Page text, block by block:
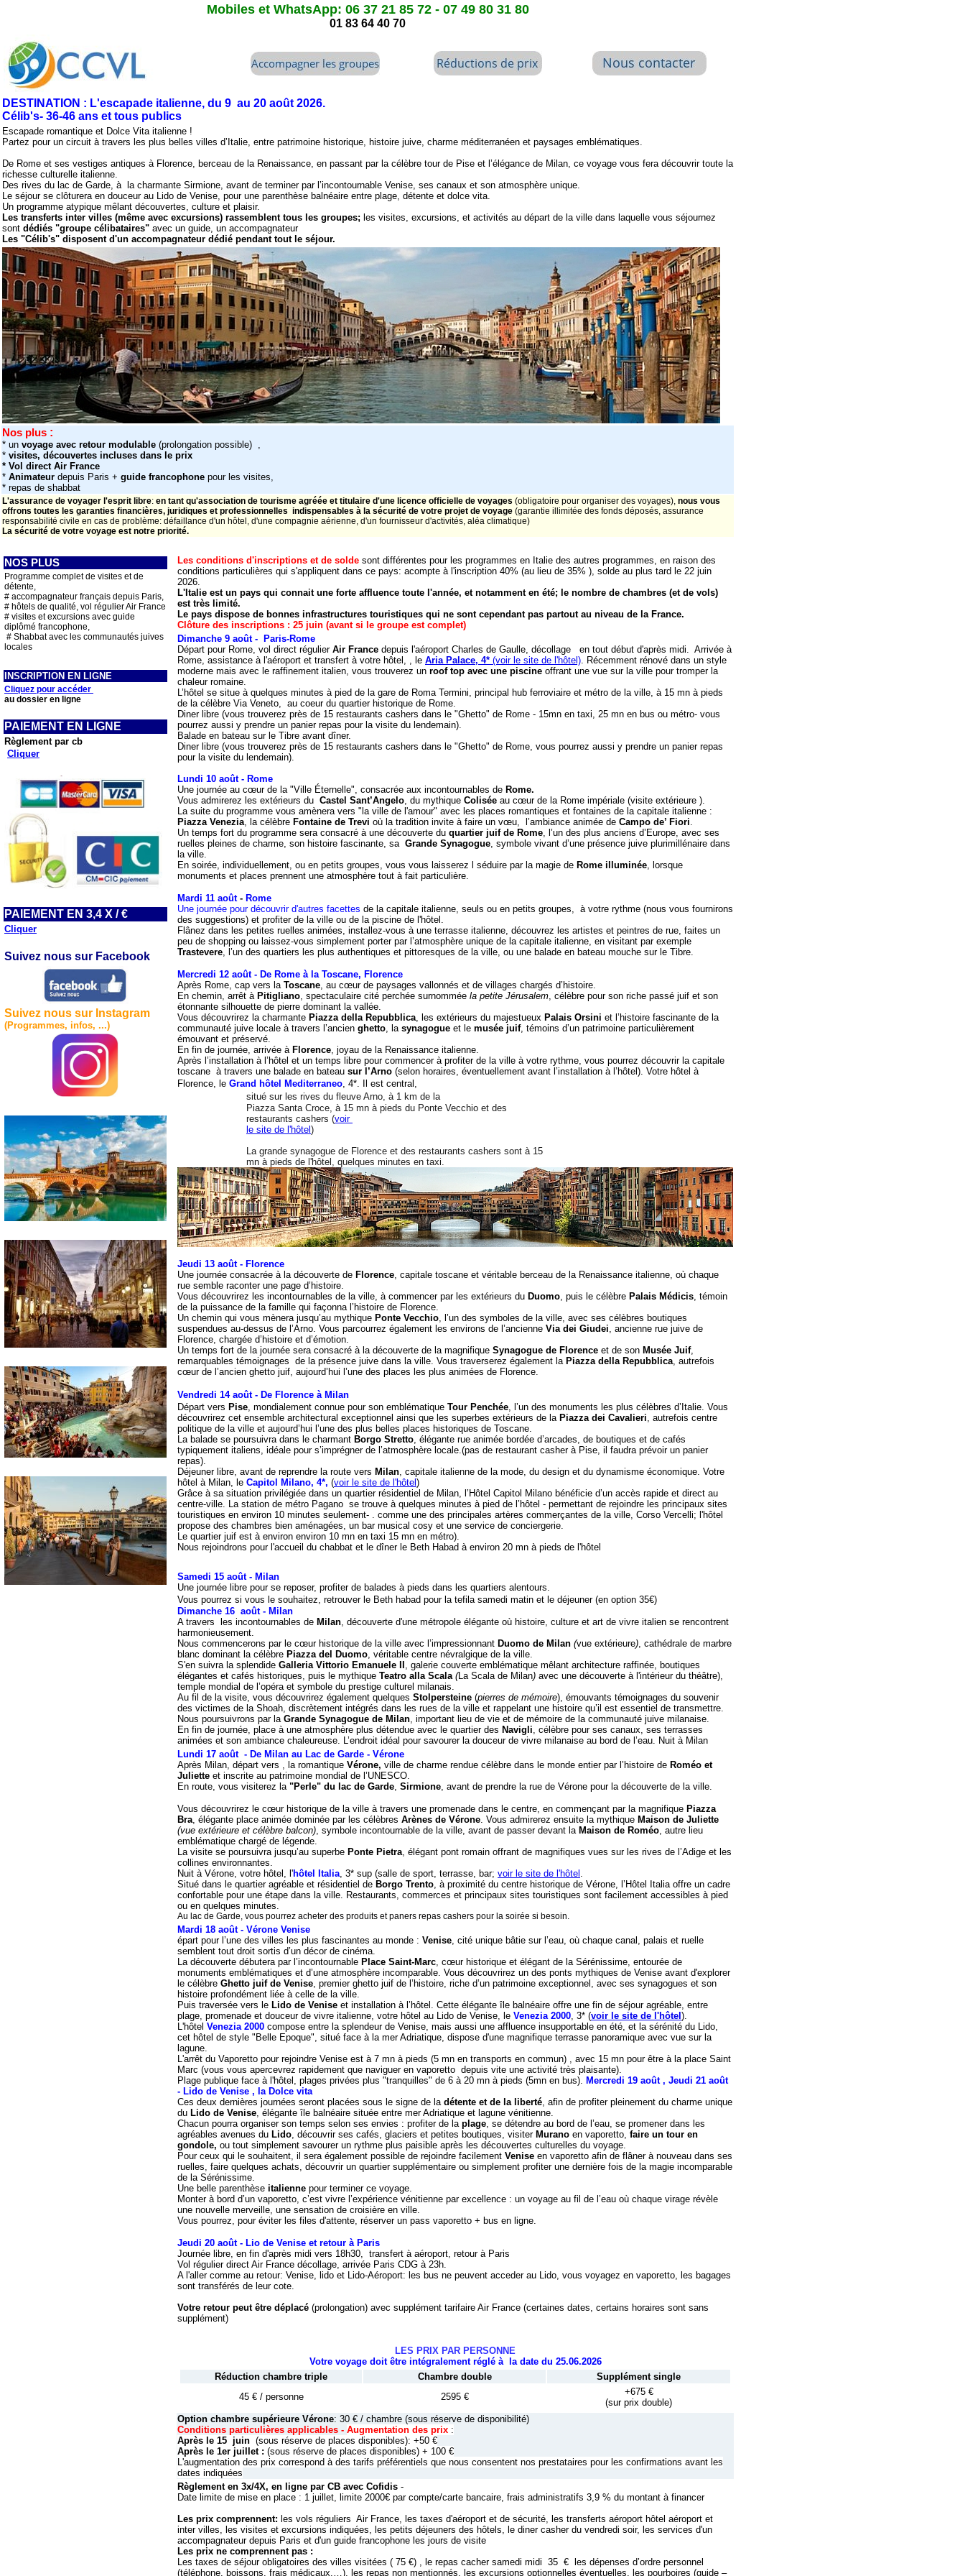
Mobiles et WhatsApp: 06 37 21 85 72 - 07 49 80 31 80
01 83 64 40 70
DESTINATION : L'escapade italienne, du 9 au 20 août 2026.
Célib's- 36-46 ans et tous publics
Escapade romantique et Dolce Vita italienne !
Partez pour un circuit à travers les plus belles villes d’Italie, entre patrimoine historique, histoire juive, charme méditerranéen et paysages emblématiques.
De Rome et ses vestiges antiques à Florence, berceau de la Renaissance, en passant par la célèbre tour de Pise et l’élégance de Milan, ce voyage vous fera découvrir toute la
richesse culturelle italienne.
Des rives du lac de Garde, à la charmante Sirmione, avant de terminer par l’incontournable Venise, ses canaux et son atmosphère unique.
Le séjour se clôturera en douceur au Lido de Venise, pour une parenthèse balnéaire entre plage, détente et dolce vita.
Un programme atypique mêlant découvertes, culture et plaisir.
Les transferts inter villes (même avec excursions) rassemblent tous les groupes; les visites, excursions, et activités au départ de la ville dans laquelle vous séjournez
sont dédiés "groupe célibataires" avec un guide, un accompagnateur
Les "Célib's" disposent d'un accompagnateur dédié pendant tout le séjour.
Nos plus :
* un voyage avec retour modulable (prolongation possible) ,
* visites, découvertes incluses dans le prix
* Vol direct Air France
* Animateur depuis Paris + guide francophone pour les visites,
* repas de shabbat
L'assurance de voyager l'esprit libre: en tant qu'association de tourisme agréée et titulaire d'une licence officielle de voyages (obligatoire pour organiser des voyages), nous vous
offrons toutes les garanties financières, juridiques et professionnelles indispensables à la sécurité de votre projet de voyage (garantie illimitée des fonds déposés, assurance
responsabilité civile en cas de problème: défaillance d'un hôtel, d'une compagnie aérienne, d'un fournisseur d'activités, aléa climatique)
La sécurité de votre voyage est notre priorité.
NOS PLUS
Programme complet de visites et de
détente,
# accompagnateur français depuis Paris,
# hôtels de qualité, vol régulierAir France
# visites et excursions avec guide
diplômé francophone,
# Shabbat avec les communautés juives
locales
INSCRIPTION EN LIGNE
Cliquez pour accéder
au dossier en ligne
PAIEMENT EN LIGNE
Règlement par cb
Cliquer
PAIEMENT EN 3,4 X / €
Cliquer
Suivez nous sur Facebook
Suivez nous sur Instagram
(Programmes, infos, ...)
Les conditions d'inscriptions et de solde sont différentes pour les programmes en Italie des autres programmes, en raison des
conditions particulières qui s'appliquent dans ce pays: acompte à l'inscription 40% (au lieu de 35% ), solde au plus tard le 22 juin
2026.
L'Italie est un pays qui connait une forte affluence toute l'année, et notamment en été; le nombre de chambres (et de vols)
est très limité.
Le pays dispose de bonnes infrastructures touristiques qui ne sont cependant pas partout au niveau de la France.
Clôture des inscriptions : 25 juin (avant si le groupe est complet)
Dimanche 9 août - Paris-Rome
Départ pour Rome, vol direct régulier Air France depuis l'aéroport Charles de Gaulle, décollage en tout début d'après midi. Arrivée à
Rome, assistance à l'aéroport et transfert à votre hôtel, , le Aria Palace, 4* (voir le site de l'hôtel). Récemment rénové dans un style
moderne mais avec le raffinement italien, vous trouverez un roof top avec une piscine offrant une vue sur la ville pour tromper la
chaleur romaine.
L’hôtel se situe à quelques minutes à pied de la gare de Roma Termini, principal hub ferroviaire et métro de la ville, à 15 mn à pieds
de la célèbre Via Veneto, au coeur du quartier historique de Rome.
Diner libre (vous trouverez près de 15 restaurants cashers dans le "Ghetto" de Rome - 15mn en taxi, 25 mn en bus ou métro- vous
pourrez aussi y prendre un panier repas pour la visite du lendemain).
Balade en bateau sur le Tibre avant dîner.
Diner libre (vous trouverez près de 15 restaurants cashers dans le "Ghetto" de Rome, vous pourrez aussi y prendre un panier repas
pour la visite du lendemain).
Lundi 10 août - Rome
Une journée au cœur de la "Ville Éternelle", consacrée aux incontournables de Rome.
Vous admirerez les extérieurs du Castel Sant’Angelo, du mythique Colisée au cœur de la Rome impériale (visite extérieure ).
La suite du programme vous amènera vers "la ville de l'amour" avec les places romantiques et fontaines de la capitale italienne :
Piazza Venezia, la célèbre Fontaine de Trevi où la tradition invite à faire un vœu, l’ambiance animée de Campo de’ Fiori.
Un temps fort du programme sera consacré à une découverte du quartier juif de Rome, l’un des plus anciens d’Europe, avec ses
ruelles pleines de charme, son histoire fascinante, sa Grande Synagogue, symbole vivant d’une présence juive plurimillénaire dans
la ville.
En soirée, individuellement, ou en petits groupes, vous vous laisserez l séduire par la magie de Rome illuminée, lorsque
monuments et places prennent une atmosphère tout à fait particulière.
Mardi 11 août- Rome
Une journée pour découvrir d'autres facettes de la capitale italienne, seuls ou en petits groupes, à votre rythme (nous vous fournirons
des suggestions) et profiter de la ville ou de la piscine de l'hôtel.
Flânez dans les petites ruelles animées, installez-vous à une terrasse italienne, découvrez les artistes et peintres de rue, faites un
peu de shopping ou laissez-vous simplement porter par l’atmosphère unique de la capitale italienne, en visitant par exemple
Trastevere, l’un des quartiers les plus authentiques et pittoresques de la ville, ou une balade en bateau mouche sur le Tibre.
Mercredi 12 août - De Rome à la Toscane, Florence
Après Rome, cap vers la Toscane, au cœur de paysages vallonnés et de villages chargés d’histoire.
En chemin, arrêt à Pitigliano, spectaculaire cité perchée surnommée la petite Jérusalem, célèbre pour son riche passé juif et son
étonnante silhouette de pierre dominant la vallée.
Vous découvrirez la charmante Piazza della Repubblica, les extérieurs du majestueux Palais Orsini et l’histoire fascinante de la
communauté juive locale à travers l’ancien ghetto, la synagogue et le musée juif, témoins d’un patrimoine particulièrement
émouvant et préservé.
En fin de journée, arrivée à Florence, joyau de la Renaissance italienne.
Après l’installation à l’hôtel et un temps libre pour commencer à profiter de la ville à votre rythme, vous pourrez découvrir la capitale
toscane à travers une balade en bateau sur l’Arno (selon horaires, éventuellement avant l’installation à l’hôtel). Votre hôtel à
Florence, le Grand hôtel Mediterraneo, 4*. Il est central,
situé sur les rives du fleuve Arno, à 1 km de la
			restaurants cashers (
voir
			le site de l'hôtel
)
			mn à pieds de l'hôtel, quelques minutes en taxi.
Jeudi 13 août - Florence
Une journée consacrée à la découverte de Florence, capitale toscane et véritable berceau de la Renaissance italienne, où chaque
rue semble raconter une page d’histoire.
Vous découvrirez les incontournables de la ville, à commencer par les extérieurs du Duomo, puis le célèbre Palais Médicis, témoin
de la puissance de la famille qui façonna l’histoire de Florence.
Un chemin qui vous mènera jusqu’au mythique Ponte Vecchio, l’un des symboles de la ville, avec ses célèbres boutiques
suspendues au-dessus de l’Arno. Vous parcourrez également les environs de l’ancienne Via dei Giudei, ancienne rue juive de
Florence, chargée d’histoire et d’émotion.
Un temps fort de la journée sera consacré à la découverte de la magnifique Synagogue de Florence et de son Musée Juif,
remarquables témoignages de la présence juive dans la ville. Vous traverserez également la Piazza della Repubblica, autrefois
cœur de l’ancien ghetto juif, aujourd’hui l’une des places les plus animées de Florence.
Vendredi 14 août - De Florence à Milan
Départ vers Pise, mondialement connue pour son emblématique Tour Penchée, l’un des monuments les plus célèbres d’Italie. Vous
découvrirez cet ensemble architectural exceptionnel ainsi que les superbes extérieurs de la Piazza dei Cavalieri, autrefois centre
politique de la ville et aujourd’hui l’une des plus belles places historiques de Toscane.
La balade se poursuivra dans le charmant Borgo Stretto, élégante rue animée bordée d’arcades, de boutiques et de cafés
typiquement italiens, idéale pour s’imprégner de l’atmosphère locale.(pas de restaurant casher à Pise, il faudra prévoir un panier
repas).
Déjeuner libre, avant de reprendre la route vers Milan, capitale italienne de la mode, du design et du dynamisme économique. Votre
hôtel à Milan, le Capitol Milano, 4*, (voir le site de l'hôtel )
Grâce à sa situation privilégiée dans un quartier résidentiel de Milan, l’Hôtel Capitol Milano bénéficie d’un accès rapide et direct au
centre-ville. La station de métro Pagano se trouve à quelques minutes à pied de l’hôtel - permettant de rejoindre les principaux sites
touristiques en environ 10 minutes seulement- . comme une des principales artères commerçantes de la ville, Corso Vercelli; l'hôtel
propose des chambres bien aménagées, un bar musical cosy et une service de conciergerie.
Le quartier juif est à environ environ 10 mn en taxi 15 mn en métro).
Nous rejoindrons pour l'accueil du chabbat et le dîner le Beth Habad à environ 20 mn à pieds de l'hôtel
Samedi 15 août - Milan
Une journée libre pour se reposer, profiter de balades à pieds dans les quartiers alentours.
Vous pourrez si vous le souhaitez, retrouver le Beth habad pour la tefila samedi matin et le déjeuner (en option 35€)
Dimanche 16 août - Milan
A travers les incontournables de Milan, découverte d'une métropole élégante où histoire, culture et art de vivre italien se rencontrent
harmonieusement.
Nous commencerons par le cœur historique de la ville avec l’impressionnant Duomo de Milan (vue extérieure), cathédrale de marbre
blanc dominant la célèbre Piazza del Duomo, véritable centre névralgique de la ville.
S'en suivra la splendide Galleria Vittorio Emanuele II , galerie couverte emblématique mêlant architecture raffinée, boutiques
élégantes et cafés historiques, puis le mythique Teatro alla Scala (La Scala de Milan) avec une découverte à l'intérieur du théâtre),
temple mondial de l’opéra et symbole du prestige culturel milanais.
Au fil de la visite, vous découvrirez également quelques Stolpersteine (pierres de mémoire), émouvants témoignages du souvenir
des victimes de la Shoah, discrètement intégrés dans les rues de la ville et rappelant une histoire qu’il est essentiel de transmettre.
Nous poursuivrons par la Grande Synagogue de Milan, important lieu de vie et de mémoire de la communauté juive milanaise.
En fin de journée, place à une atmosphère plus détendue avec le quartier des Navigli, célèbre pour ses canaux, ses terrasses
animées et son ambiance chaleureuse. L’endroit idéal pour savourer la douceur de vivre milanaise au bord de l’eau. Nuit à Milan
Lundi 17 août - De Milan au Lac de Garde - Vérone
Après Milan, départ vers , la romantique Vérone, ville de charme rendue célèbre dans le monde entier par l’histoire de Roméo et
Juliette et inscrite au patrimoine mondial de l’UNESCO.
En route, vous visiterez la"Perle" du lac de Garde, Sirmione, avant de prendre la rue de Vérone pour la découverte de la ville.
Vous découvrirez le cœur historique de la ville à travers une promenade dans le centre, en commençant par la magnifique Piazza
Bra, élégante place animée dominée par les célèbres Arènes de Vérone. Vous admirerez ensuite la mythique Maison de Juliette
(vue extérieure et célèbre balcon), symbole incontournable de la ville, avant de passer devant la Maison de Roméo, autre lieu
emblématique chargé de légende.
La visite se poursuivra jusqu’au superbe Ponte Pietra, élégant pont romain offrant de magnifiques vues sur les rives de l’Adige et les
collines environnantes.
Nuit à Vérone, votre hôtel, l'hôtel Italia, 3* sup (salle de sport, terrasse, bar; voir le site de l'hôtel .
Situé dans le quartier agréable et résidentiel de Borgo Trento, à proximité du centre historique de Vérone, l’Hôtel Italia offre un cadre
confortable pour une étape dans la ville. Restaurants, commerces et principaux sites touristiques sont facilement accessibles à pied
ou en quelques minutes.
Au lac de Garde, vous pourrez acheter des produits et paners repas cashers pour la soirée si besoin.
Mardi 18 août - Vérone Venise
épart pour l’une des villes les plus fascinantes au monde : Venise, cité unique bâtie sur l’eau, où chaque canal, palais et ruelle
semblent tout droit sortis d’un décor de cinéma.
La découverte débutera par l’incontournable Place Saint-Marc, cœur historique et élégant de la Sérénissime, entourée de
monuments emblématiques et d’une atmosphère incomparable. Vous découvrirez un des ponts mythiques de Venise avant d'explorer
le célèbre Ghetto juif de Venise, premier ghetto juif de l’histoire, riche d’un patrimoine exceptionnel, avec ses synagogues et son
histoire profondément liée à celle de la ville.
Puis traversée vers le Lido de Venise et installation à l’hôtel. Cette élégante île balnéaire offre une fin de séjour agréable, entre
plage, promenade et douceur de vivre italienne, votre hôtel au Lido de Venise, le Venezia 2000, 3* (voir le site de l'hôtel ).
L'hôtel Venezia 2000 compose entre la splendeur de Venise, mais aussi une affluence insupportable en été, et la sérénité du Lido,
cet hôtel de style "Belle Epoque", situé face à la mer Adriatique, dispose d'une magnifique terrasse panoramique avec vue sur la
lagune.
L'arrêt du Vaporetto pour rejoindre Venise est à 7 mn à pieds (5 mn en transports en commun) , avec 15 mn pour être à la place Saint
Marc (vous vous apercevrez rapidement que naviguer en vaporetto depuis vite une activité très plaisante).
Plage publique face à l'hôtel, plages privées plus "tranquilles" de 6 à 20 mn à pieds (5mn en bus). Mercredi 19 août , Jeudi 21 août
- Lido de Venise , la Dolce vita
Ces deux dernières journées seront placées sous le signe de la détente et de la liberté, afin de profiter pleinement du charme unique
du Lido de Venise, élégante île balnéaire située entre mer Adriatique et lagune vénitienne.
Chacun pourra organiser son temps selon ses envies : profiter de la plage, se détendre au bord de l’eau, se promener dans les
agréables avenues du Lido, découvrir ses cafés, glaciers et petites boutiques, visiter Murano en vaporetto, faire un tour en
gondole, ou tout simplement savourer un rythme plus paisible après les découvertes culturelles du voyage.
Pour ceux qui le souhaitent, il sera également possible de rejoindre facilement Venise en vaporetto afin de flâner à nouveau dans ses
ruelles, faire quelques achats, découvrir un quartier supplémentaire ou simplement profiter une dernière fois de la magie incomparable
de la Sérénissime.
Une belle parenthèse italienne pour terminer ce voyage.
Monter à bord d’un vaporetto, c’est vivre l’expérience vénitienne par excellence : un voyage au fil de l’eau où chaque virage révèle
une nouvelle merveille, une sensation de croisière en ville.
Vous pourrez, pour éviter les files d'attente, réserver un pass vaporetto + bus en ligne.
Jeudi 20 août - Lio de Venise et retour à Paris
Journée libre, en fin d'après midi vers 18h30, transfert à aéroport, retour à Paris
Vol régulier direct Air France décollage, arrivée Paris CDG à 23h.
A l'aller comme au retour: Venise, lido et Lido-Aéroport: les bus ne peuvent acceder au Lido, vous voyagez en vaporetto, les bagages
sont transférés de leur cote.
Votre retour peut être déplacé (prolongation) avec supplément tarifaire Air France (certaines dates, certains horaires sont sans
supplément)
LES PRIX PAR PERSONNE
Votre voyage doit être intégralement réglé à la date du 25.06.2026
Réduction chambre triple
Chambre double
Supplément single
45 € / personne
2595 €
+675 €
(sur prix double)
Option chambre supérieure Vérone: 30 € / chambre (sous réserve de disponibilité)
Conditions particulières applicables - Augmentation des prix :
Après le 15 juin (sous réserve de places disponibles): +50 €
Après le 1er juillet : (sous réserve de places disponibles) + 100 €
L'augmentation des prix correspond à des tarifs préférentiels que nous consentent nos prestataires pour les confirmations avant les
dates indiquées
Règlement en 3x/4X‚ en ligne par CB avec Cofidis -
Date limite de mise en place : 1 juillet, limite 2000€ par compte/carte bancaire, frais administratifs 3,9 % du montant à financer
Les prix comprennent: les vols réguliers Air France, les taxes d'aéroport et de sécurité, les transferts aéroport hôtel aéroport et
inter villes, les visites et excursions indiquées, les petits déjeuners des hôtels, le diner casher du vendredi soir, les services d'un
accompagnateur depuis Paris et d'un guide francophone les jours de visite
Les prix ne comprennent pas :
Les taxes de séjour obligatoires des villes visitées ( 75 €) , le repas cacher samedi midi 35 € les dépenses d’ordre personnel
(téléphone, boissons, frais médicaux,…), les repas non mentionnés, les excursions optionnelles éventuelles, les pourboires (guide –